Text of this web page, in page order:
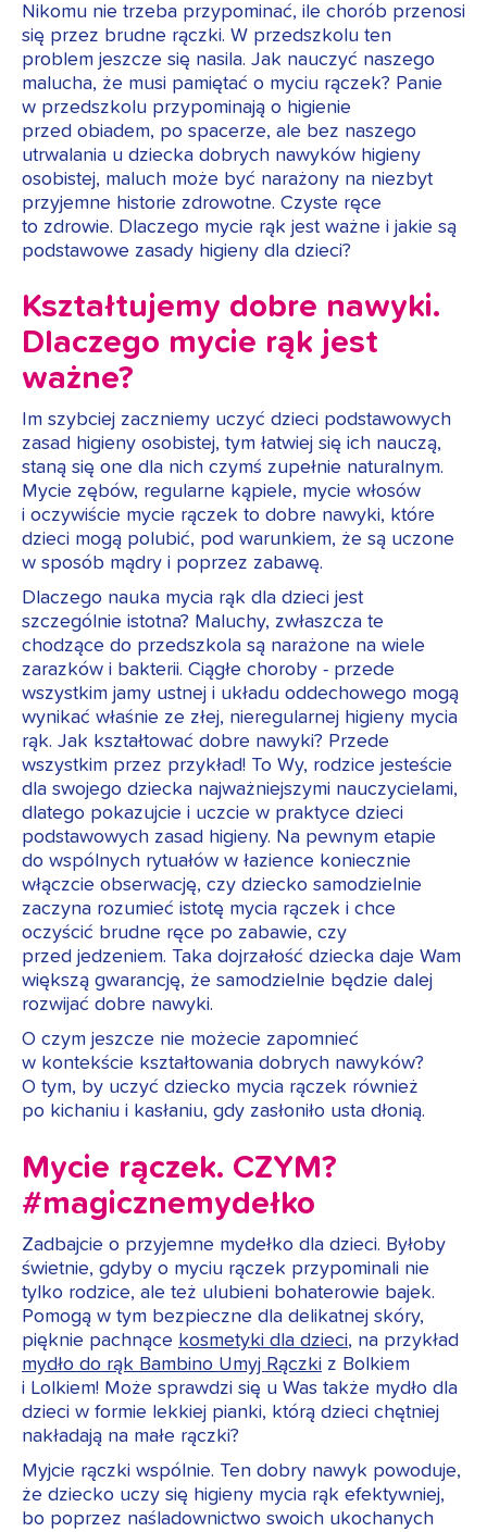
Nikomu nie trzeba przypominać, ile chorób przenosi
się przez brudne rączki. W przedszkolu ten
problem jeszcze się nasila. Jak nauczyć naszego
malucha, że musi pamiętać o myciu rączek? Panie
w przedszkolu przypominają o higienie
przed obiadem, po spacerze, ale bez naszego
utrwalania u dziecka dobrych nawyków higieny
osobistej, maluch może być narażony na niezbyt
przyjemne historie zdrowotne. Czyste ręce
to zdrowie. Dlaczego mycie rąk jest ważne i jakie są
podstawowe zasady higieny dla dzieci?
Kształtujemy dobre nawyki.
Dlaczego mycie rąk jest
ważne?
Im szybciej zaczniemy uczyć dzieci podstawowych
zasad higieny osobistej, tym łatwiej się ich nauczą,
staną się one dla nich czymś zupełnie naturalnym.
Mycie zębów, regularne kąpiele, mycie włosów
i oczywiście mycie rączek to dobre nawyki, które
dzieci mogą polubić, pod warunkiem, że są uczone
w sposób mądry i poprzez zabawę.
Dlaczego nauka mycia rąk dla dzieci jest
szczególnie istotna? Maluchy, zwłaszcza te
chodzące do przedszkola są narażone na wiele
zarazków i bakterii. Ciągłe choroby - przede
wszystkim jamy ustnej i układu oddechowego mogą
wynikać właśnie ze złej, nieregularnej higieny mycia
rąk. Jak kształtować dobre nawyki? Przede
wszystkim przez przykład! To Wy, rodzice jesteście
dla swojego dziecka najważniejszymi nauczycielami,
dlatego pokazujcie i uczcie w praktyce dzieci
podstawowych zasad higieny. Na pewnym etapie
do wspólnych rytuałów w łazience koniecznie
włączcie obserwację, czy dziecko samodzielnie
zaczyna rozumieć istotę mycia rączek i chce
oczyścić brudne ręce po zabawie, czy
przed jedzeniem. Taka dojrzałość dziecka daje Wam
większą gwarancję, że samodzielnie będzie dalej
rozwijać dobre nawyki.
O czym jeszcze nie możecie zapomnieć
w kontekście kształtowania dobrych nawyków?
O tym, by uczyć dziecko mycia rączek również
po kichaniu i kasłaniu, gdy zasłoniło usta dłonią.
Mycie rączek. CZYM?
#magicznemydełko
Zadbajcie o przyjemne mydełko dla dzieci. Byłoby
świetnie, gdyby o myciu rączek przypominali nie
tylko rodzice, ale też ulubieni bohaterowie bajek.
Pomogą w tym bezpieczne dla delikatnej skóry,
pięknie pachnące kosmetyki dla dzieci, na przykład
mydło do rąk Bambino Umyj Rączki z Bolkiem
i Lolkiem! Może sprawdzi się u Was także mydło dla
dzieci w formie lekkiej pianki, którą dzieci chętniej
nakładają na małe rączki?
Myjcie rączki wspólnie. Ten dobry nawyk powoduje,
że dziecko uczy się higieny mycia rąk efektywniej,
bo poprzez naśladownictwo swoich ukochanych